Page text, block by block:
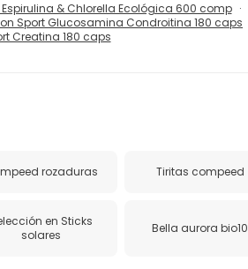
Espirulina & Chlorella Ecológica 600 comp
Sport Glucosamina Condroitina 180 caps
Creatina 180 caps
rozaduras Tiritas compeed
en Sticks
solares
Bella aurora bio10